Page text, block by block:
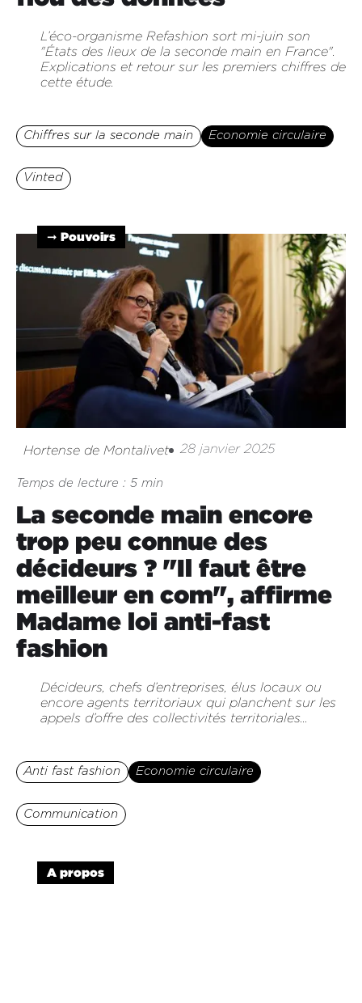
L’éco-organisme Refashion sort mi-juin son
"États des lieux de la seconde main en France".
Explications et retour sur les premiers chiffres de
cette étude.
Chiffres sur la seconde main Economie circulaire
Vinted
➞ Pouvoirs
Hortense de Montalivet 28 janvier 2025
Temps de lecture : 5 min
La seconde main encore
trop peu connue des
décideurs ? "Il faut être
meilleur en com", affirme
Madame loi anti-fast
fashion
Décideurs, chefs d’entreprises, élus locaux ou
encore agents territoriaux qui planchent sur les
appels d’offre des collectivités territoriales…
Anti fast fashion Economie circulaire
Communication
A propos